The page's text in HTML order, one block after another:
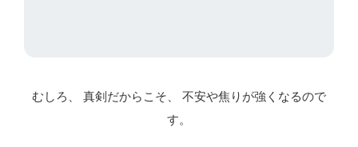
むしろ、 真剣だからこそ、 不安や焦りが強くなるので
す。